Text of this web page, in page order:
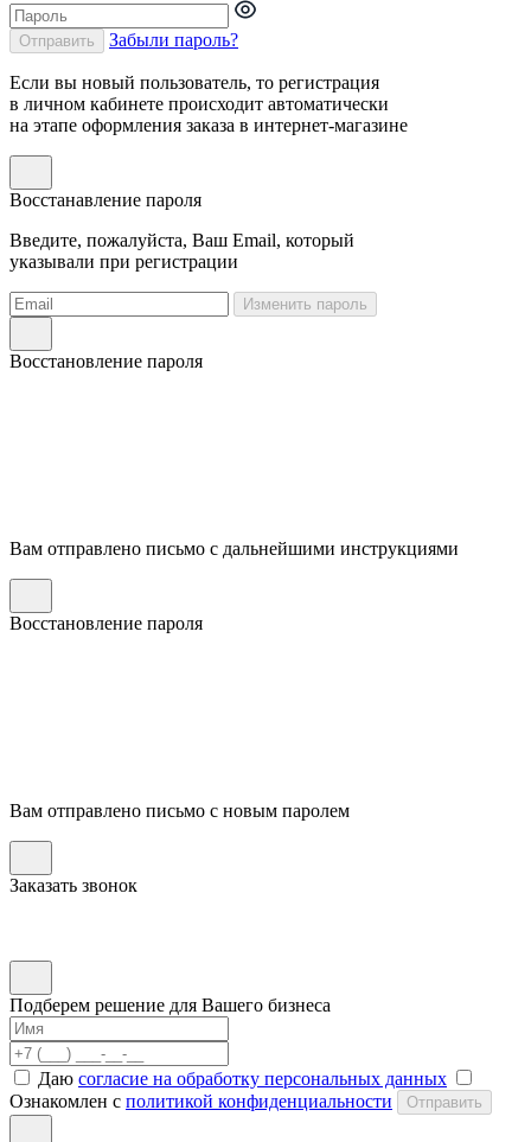
Отправить Забыли пароль?
Если вы новый пользователь, то регистрация
в личном кабинете происходит автоматически
на этапе оформления заказа в интернет-магазине
Восстанавление пароля
Введите, пожалуйста, Ваш Email, который
указывали при регистрации
Изменить пароль
Восстановление пароля
Вам отправлено письмо с дальнейшими инструкциями
Восстановление пароля
Вам отправлено письмо с новым паролем
Заказать звонок
Подберем решение для Вашего бизнеса
Даю согласие на обработку персональных данных
Ознакомлен с политикой конфиденциальности Отправить